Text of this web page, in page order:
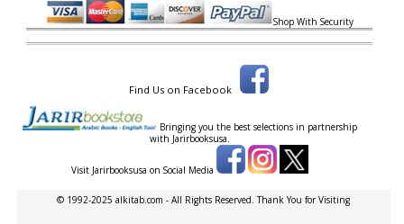
Shop With Security
Find Us on Facebook
Bringing you the best selections in partnership
with Jarirbooksusa.
Visit Jarirbooksusa on Social Media
© 1992-2025 alkitab.com - All Rights Reserved. Thank You for Visiting